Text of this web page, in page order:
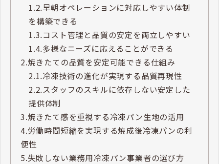
1.2.早朝オペレーションに対応しやすい体制
を構築できる
1.3.コスト管理と品質の安定を両立しやすい
1.4.多様なニーズに応えることができる
2.焼きたての品質を安定可能できる仕組み
2.1.冷凍技術の進化が実現する品質再現性
2.2.スタッフのスキルに依存しない安定した
提供体制
3.焼きたて感を重視する冷凍パン生地の活用
4.労働時間短縮を実現する焼成後冷凍パンの利
便性
5.失敗しない業務用冷凍パン事業者の選び方